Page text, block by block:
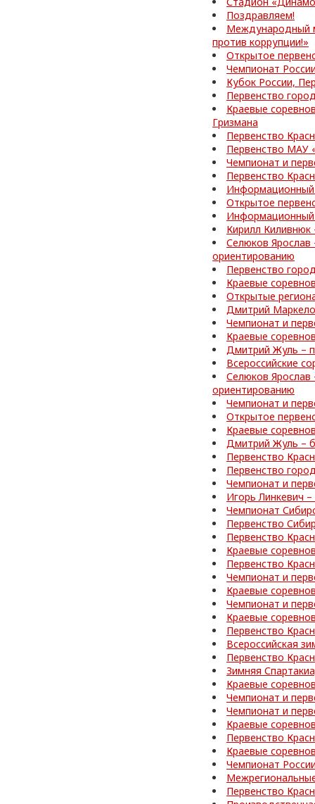
Поздравляем!
Международный
против коррупции!»
Открытое
Чемпионат
Кубок России,
Первенство
Краевые
Гризмана
Первенство
Первенство МАУ
Чемпионат и
Первенство
Информационный
Открытое
Информационный
Кирилл Киливнюк
Селюков Ярослав
ориентированию
Первенство
Краевые
Открытые
Дмитрий
Чемпионат и
Краевые
Дмитрий Жуль –
Всероссийские
Селюков Ярослав
ориентированию
Чемпионат и
Открытое
Краевые
Дмитрий Жуль –
Первенство
Первенство
Чемпионат и
Игорь Линкевич
Чемпионат
Первенство
Первенство
Краевые
Первенство
Чемпионат и
Краевые
Чемпионат и
Краевые
Первенство
Всероссийская
Первенство
Зимняя
Краевые
Чемпионат и
Чемпионат и
Краевые
Первенство
Краевые
Чемпионат
Первенство